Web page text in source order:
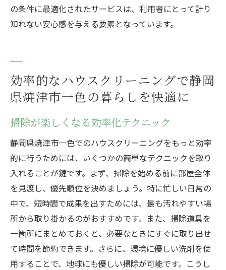
の条件に最適化されたサービスは、利用者にとって計り
知れない安心感を与える要素となっています。
効率的なハウスクリーニングで静岡
県焼津市一色の暮らしを快適に
掃除が楽しくなる効率化テクニック
静岡県焼津市一色でのハウスクリーニングをもっと効率
的に行うためには、いくつかの簡単なテクニックを取り
入れることが鍵です。まず、掃除を始める前に部屋全体
を見渡し、優先順位を決めましょう。特に忙しい日常の
中で、短時間で成果を出すためには、最も汚れやすい場
所から取り掛かるのがおすすめです。また、掃除道具を
一箇所にまとめておくと、必要なときにすぐに取り出せ
て時間を節約できます。さらに、環境に優しい洗剤を使
用することで、地球にも優しい掃除が可能です。こうし